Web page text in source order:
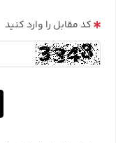
کد مقابل را وارد کنید